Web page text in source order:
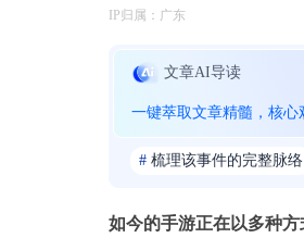
IP归属：广东
文章AI导读
一键萃取文章精髓，核心
# 梳理该事件的完整脉络
如今的手游正在以多种